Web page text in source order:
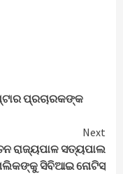
ପ୍ରଚାରକଙ୍କ
Next
ରାଜ୍ୟପାଳ ସତ୍ୟପାଲ
ସିବିଆଇ ନୋଟିସ୍